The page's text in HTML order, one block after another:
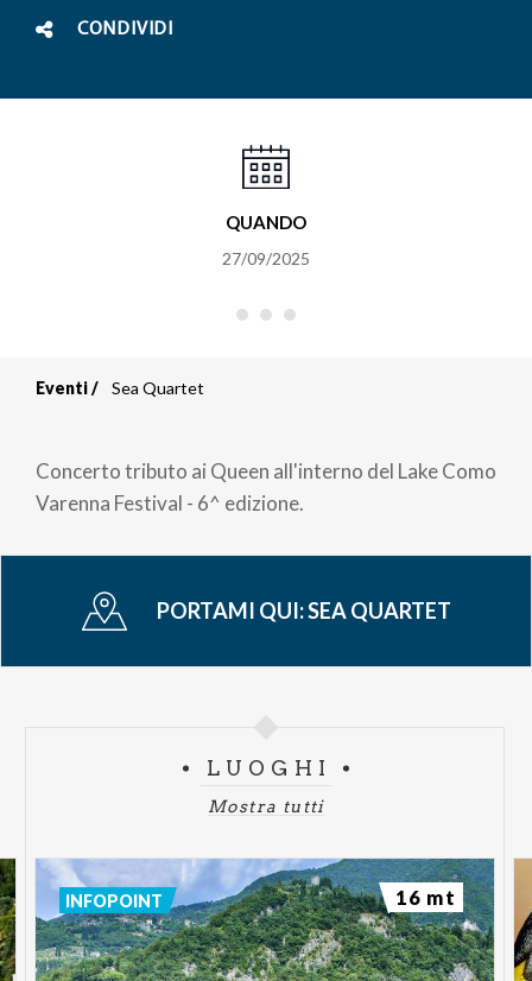
CONDIVIDI
QUANDO
27/09/2025
Briciole
di
pane
Eventi Sea Quartet
Concerto tributo ai Queen all'interno del Lake Como
Varenna Festival - 6^ edizione.
PORTAMI QUI:SEA QUARTET
LUOGHI
Mostra tutti
INFOPOINT 16 mt